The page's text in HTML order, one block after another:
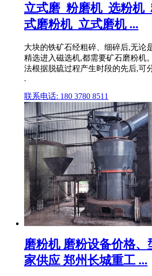
立式磨_粉磨机_选粉机
式磨粉机_立式磨机 ...
大块的铁矿石经粗碎、细碎后,无论
精选进入磁选机,都需要矿石磨粉机
法根据脱硫过程产生时段的先后,可
.
联系电话: 180 3780 8511
磨粉机 磨粉设备价格、
家供应 郑州长城重工 ...